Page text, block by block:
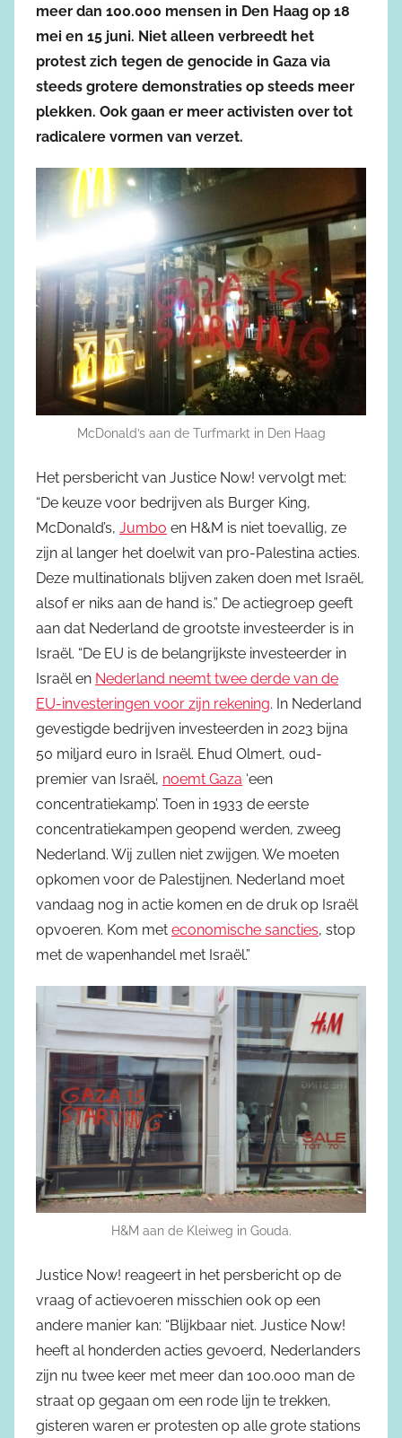
meer dan 100.000 mensen in Den Haag op 18
mei en 15 juni. Niet alleen verbreedt het
protest zich tegen de genocide in Gaza via
steeds grotere demonstraties op steeds meer
plekken. Ook gaan er meer activisten over tot
radicalere vormen van verzet.
McDonald’s aan de Turfmarkt in Den Haag
Het persbericht van Justice Now! vervolgt met:
“De keuze voor bedrijven als Burger King,
McDonald’s, Jumbo en H&M is niet toevallig, ze
zijn al langer het doelwit van pro-Palestina acties.
Deze multinationals blijven zaken doen met Israël,
alsof er niks aan de hand is.” De actiegroep geeft
aan dat Nederland de grootste investeerder is in
Israël. “De EU is de belangrijkste investeerder in
Israël en Nederland neemt twee derde van de
EU-investeringen voor zijn rekening. In Nederland
gevestigde bedrijven investeerden in 2023 bijna
50 miljard euro in Israël. Ehud Olmert, oud-
premier van Israël, noemt Gaza ‘een
concentratiekamp’. Toen in 1933 de eerste
concentratiekampen geopend werden, zweeg
Nederland. Wij zullen niet zwijgen. We moeten
opkomen voor de Palestijnen. Nederland moet
vandaag nog in actie komen en de druk op Israël
opvoeren. Kom met economische sancties, stop
met de wapenhandel met Israël.”
H&M aan de Kleiweg in Gouda.
Justice Now! reageert in het persbericht op de
vraag of actievoeren misschien ook op een
andere manier kan: “Blijkbaar niet. Justice Now!
heeft al honderden acties gevoerd, Nederlanders
zijn nu twee keer met meer dan 100.000 man de
straat op gegaan om een rode lijn te trekken,
gisteren waren er protesten op alle grote stations